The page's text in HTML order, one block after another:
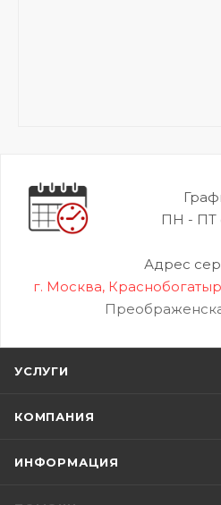
ПН - ПТ
Адрес
г. Москва,
УСЛУГИ
КОМПАНИЯ
ИНФОРМАЦИЯ